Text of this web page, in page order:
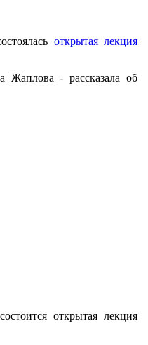
открытая лекция
Жаплова - рассказала об
открытая лекция